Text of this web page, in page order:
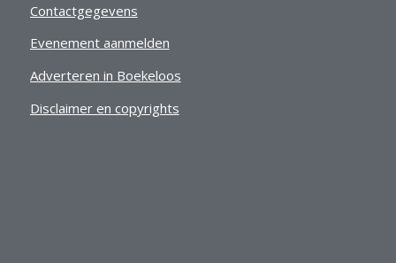
Contactgegevens
Evenement aanmelden
Adverteren in Boekeloos
Disclaimer en copyrights